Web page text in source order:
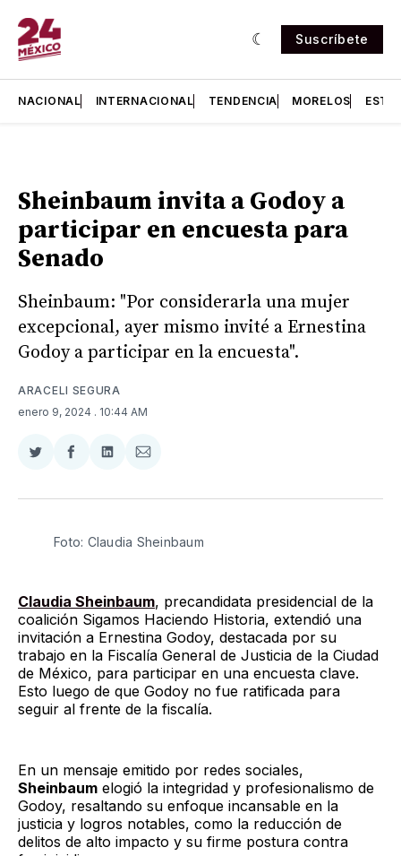
Suscríbete
NACIONAL INTERNACIONAL TENDENCIA MORELOS
Sheinbaum invita a Godoy a
participar en encuesta para
Senado
Sheinbaum: "Por considerarla una mujer
excepcional, ayer mismo invité a Ernestina
Godoy a participar en la encuesta".
ARACELI SEGURA
enero 9, 2024 . 10:44 AM
Compartir
Twitter
Compartir
Facebook
Compartir
LinkedIn
Compartir
Email
Foto: Claudia Sheinbaum
Claudia Sheinbaum, precandidata presidencial de la
coalición Sigamos Haciendo Historia, extendió una
invitación a Ernestina Godoy, destacada por su
trabajo en la Fiscalía General de Justicia de la Ciudad
de México, para participar en una encuesta clave.
Esto luego de que Godoy no fue ratificada para
seguir al frente de la fiscalía.
En un mensaje emitido por redes sociales,
Sheinbaum elogió la integridad y profesionalismo de
Godoy, resaltando su enfoque incansable en la
justicia y logros notables, como la reducción de
delitos de alto impacto y su firme postura contra